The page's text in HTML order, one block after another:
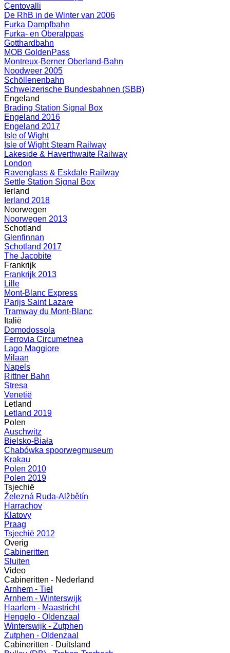
Centovalli
De RhB in de Winter van 2006
Furka Dampfbahn
Furka- en Oberalppas
Gotthardbahn
MOB GoldenPass
Montreux-Berner Oberland-Bahn
Noodweer 2005
Schöllenenbahn
Schweizerische Bundesbahnen (SBB)
Engeland
Brading Station Signal Box
Engeland 2016
Engeland 2017
Isle of Wight
Isle of Wight Steam Railway
Lakeside & Haverthwaite Railway
London
Ravenglass & Eskdale Railway
Settle Station Signal Box
Ierland
Ierland 2018
Noorwegen
Noorwegen 2013
Schotland
Glenfinnan
Schotland 2017
The Jacobite
Frankrijk
Frankrijk 2013
Lille
Mont-Blanc Express
Parijs Saint Lazare
Tramway du Mont-Blanc
Italië
Domodossola
Ferrovia Circumetnea
Lago Maggiore
Milaan
Napels
Rittner Bahn
Stresa
Venetië
Letland
Letland 2019
Polen
Auschwitz
Bielsko-Biała
Chabówka spoorwegmuseum
Krakau
Polen 2010
Polen 2019
Tsjechië
Železná Ruda-Alžbětín
Harrachov
Klatovy
Praag
Tsjechië 2012
Overig
Cabineritten
Sluiten
Video
Cabineritten - Nederland
Arnhem - Tiel
Arnhem - Winterswijk
Haarlem - Maastricht
Hengelo - Oldenzaal
Winterswijk - Zutphen
Zutphen - Oldenzaal
Cabineritten - Duitsland